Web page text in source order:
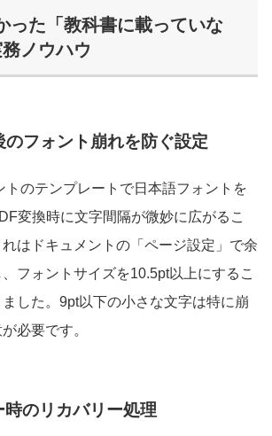
った「教科書に載っていな
ノウハウ
のフォント崩れを防ぐ設定
トのテンプレートで日本語フォントを
変換時に文字間隔が微妙に広がるこ
はドキュメントの「ページ設定」で余
フォントサイズを10.5pt以上にするこ
した。9pt以下の小さな文字は特に崩
必要です。
のリカバリー処理